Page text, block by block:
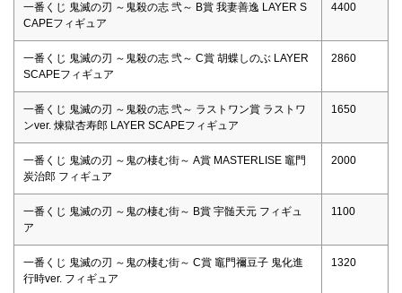
一番くじ 鬼滅の刃 ～鬼殺の志 弐～ B賞 我妻善逸 LAYER S
CAPEフィギュア
4400
一番くじ 鬼滅の刃 ～鬼殺の志 弐～ C賞 胡蝶しのぶ LAYER
SCAPEフィギュア
2860
一番くじ 鬼滅の刃 ～鬼殺の志 弐～ ラストワン賞 ラストワ
ンver. 煉獄杏寿郎 LAYER SCAPEフィギュア
1650
一番くじ 鬼滅の刃 ～鬼の棲む街～ A賞 MASTERLISE 竈門
炭治郎 フィギュア
2000
一番くじ 鬼滅の刃 ～鬼の棲む街～ B賞 宇髄天元 フィギュ
ア
1100
一番くじ 鬼滅の刃 ～鬼の棲む街～ C賞 竈門禰豆子 鬼化進
行時ver. フィギュア
1320